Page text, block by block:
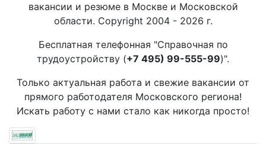
вакансии и резюме в Москве и Московской
области. Copyright 2004 - 2026 г.
Бесплатная телефонная "Справочная по
трудоустройству (+7 495) 99-555-99)".
Только актуальная работа и свежие вакансии от
прямого работодателя Московского региона!
Искать работу с нами стало как никогда просто!